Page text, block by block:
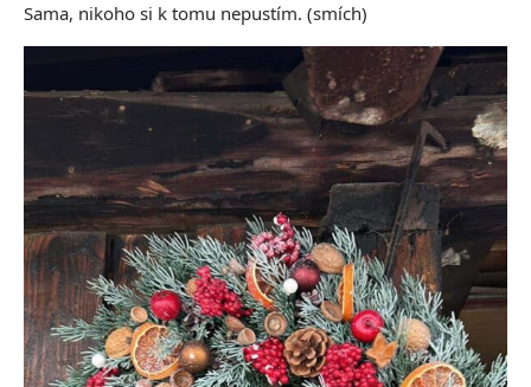
Sama, nikoho si k tomu nepustím. (smích)